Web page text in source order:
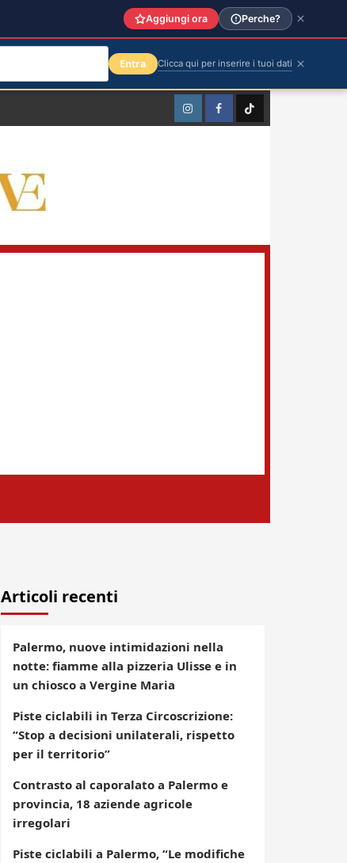
InstagramFacebookTikTok
Articoli recenti
Palermo, nuove intimidazioni nella
notte: fiamme alla pizzeria Ulisse e in
un chiosco a Vergine Maria
Piste ciclabili in Terza Circoscrizione:
“Stop a decisioni unilaterali, rispetto
per il territorio”
Contrasto al caporalato a Palermo e
provincia, 18 aziende agricole
irregolari
Piste ciclabili a Palermo, “Le modifiche
Aggiungi ora Perche?
Entra Clicca qui per inserire i tuoi dati